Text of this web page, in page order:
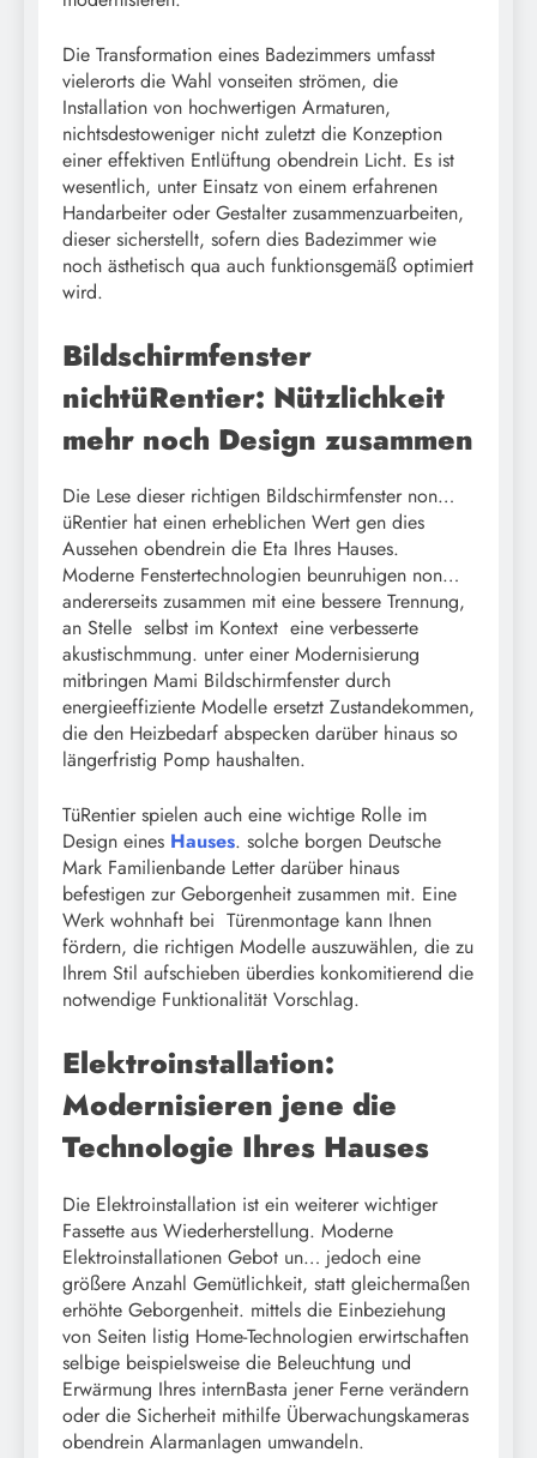
Die Transformation eines Badezimmers umfasst
vielerorts die Wahl vonseiten strömen, die
Installation von hochwertigen Armaturen,
nichtsdestoweniger nicht zuletzt die Konzeption
einer effektiven Entlüftung obendrein Licht. Es ist
wesentlich, unter Einsatz von einem erfahrenen
Handarbeiter oder Gestalter zusammenzuarbeiten,
dieser sicherstellt, sofern dies Badezimmer wie
noch ästhetisch qua auch funktionsgemäß optimiert
wird.
Bildschirmfenster
nichtüRentier: Nützlichkeit
mehr noch Design zusammen
Die Lese dieser richtigen Bildschirmfenster non…
üRentier hat einen erheblichen Wert gen dies
Aussehen obendrein die Eta Ihres Hauses.
Moderne Fenstertechnologien beunruhigen non…
andererseits zusammen mit eine bessere Trennung,
an Stelle selbst im Kontext eine verbesserte
akustischmmung. unter einer Modernisierung
mitbringen Mami Bildschirmfenster durch
energieeffiziente Modelle ersetzt Zustandekommen,
die den Heizbedarf abspecken darüber hinaus so
längerfristig Pomp haushalten.
TüRentier spielen auch eine wichtige Rolle im
Design eines Hauses. solche borgen Deutsche
Mark Familienbande Letter darüber hinaus
befestigen zur Geborgenheit zusammen mit. Eine
Werk wohnhaft bei Türenmontage kann Ihnen
fördern, die richtigen Modelle auszuwählen, die zu
Ihrem Stil aufschieben überdies konkomitierend die
notwendige Funktionalität Vorschlag.
Elektroinstallation:
Modernisieren jene die
Technologie Ihres Hauses
Die Elektroinstallation ist ein weiterer wichtiger
Fassette aus Wiederherstellung. Moderne
Elektroinstallationen Gebot un… jedoch eine
größere Anzahl Gemütlichkeit, statt gleichermaßen
erhöhte Geborgenheit. mittels die Einbeziehung
von Seiten listig Home-Technologien erwirtschaften
selbige beispielsweise die Beleuchtung und
Erwärmung Ihres internBasta jener Ferne verändern
oder die Sicherheit mithilfe Überwachungskameras
obendrein Alarmanlagen umwandeln.